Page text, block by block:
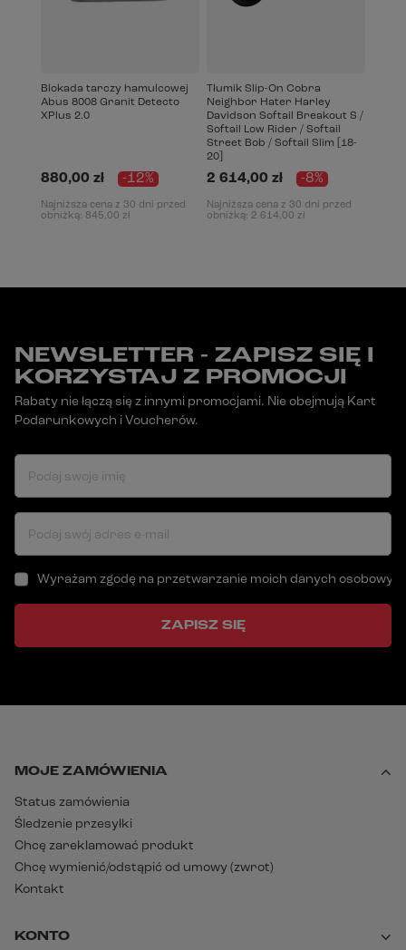
Blokada tarczy hamulcowej
Abus 8008 Granit Detecto
XPlus 2.0
880,00 zł -12%
Najniższa cena z 30 dni przed
obniżką: 845,00 zł
Tłumik Slip-On Cobra
Neighbor Hater Harley
Davidson Softail Breakout S /
Softail Low Rider / Softail
Street Bob / Softail Slim [18-
20]
2 614,00 zł -8%
Najniższa cena z 30 dni przed
obniżką: 2 614,00 zł
NEWSLETTER - ZAPISZ SIĘ I
KORZYSTAJ Z PROMOCJI
Rabaty nie łączą się z innymi promocjami. Nie obejmują Kart
Podarunkowych i Voucherów.
Podaj swoje imię
Podaj swój adres e-mail
Wyrażam zgodę na przetwarzanie moich danych
ZAPISZ SIĘ
MOJE ZAMÓWIENIA
Status zamówienia
Śledzenie przesyłki
Chcę zareklamować produkt
Chcę wymienić/odstąpić od umowy (zwrot)
Kontakt
KONTO